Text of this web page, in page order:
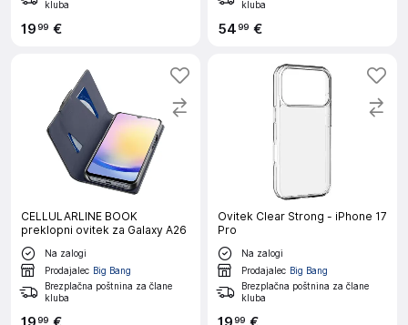
kluba
1999 €
kluba
5499 €
CELLULARLINE BOOK
preklopni ovitek za Galaxy A26
Na zalogi
Prodajalec Big Bang
Brezplačna poštnina za člane
kluba
99
Ovitek Clear Strong - iPhone 17
Pro
Na zalogi
Prodajalec Big Bang
Brezplačna poštnina za člane
kluba
99